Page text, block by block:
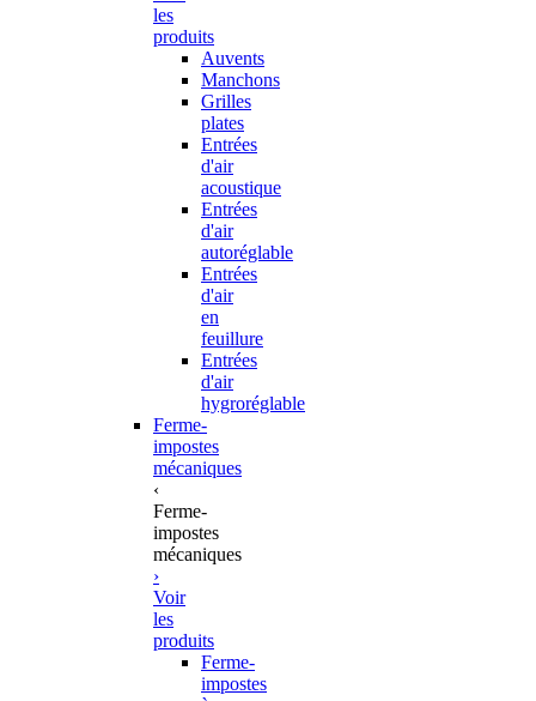
les
produits
Auvents
Manchons
Grilles
plates
Entrées
d'air
acoustique
Entrées
d'air
autoréglable
Entrées
d'air
en
feuillure
Entrées
d'air
hygroréglable
Ferme-
impostes
mécaniques
‹
Ferme-
impostes
mécaniques
›
Voir
les
produits
Ferme-
impostes